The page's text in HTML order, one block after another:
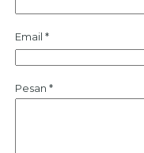
Email*
Pesan*